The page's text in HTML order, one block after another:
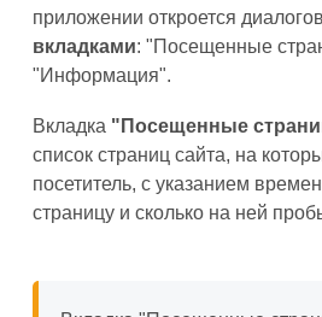
приложении откроется
вкладками: "Посещенные
"Информация".
Вкладка "Посещенные
список страниц сайта, на
посетитель, с указанием
страницу и сколько на ней